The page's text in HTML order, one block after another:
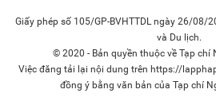
Giấy phép số 105/GP-BVHTTDL ngày 26/08/
và Du lịch.
© 2020 - Bản quyền thuộc về Tạp chí
Việc đăng tải lại nội dung trên https://
đồng ý bằng văn bản của Tạp chí